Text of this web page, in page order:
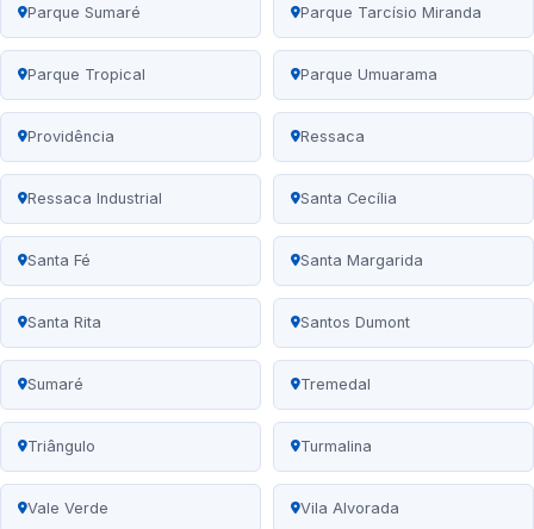
Parque Sumaré Parque Tarcísio Miranda
Parque Tropical Parque Umuarama
Providência Ressaca
Ressaca Industrial Santa Cecília
Santa Fé Santa Margarida
Santa Rita Santos Dumont
Sumaré Tremedal
Triângulo Turmalina
Vale Verde Vila Alvorada